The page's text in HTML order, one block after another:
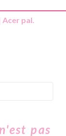
Acer pal.
pas